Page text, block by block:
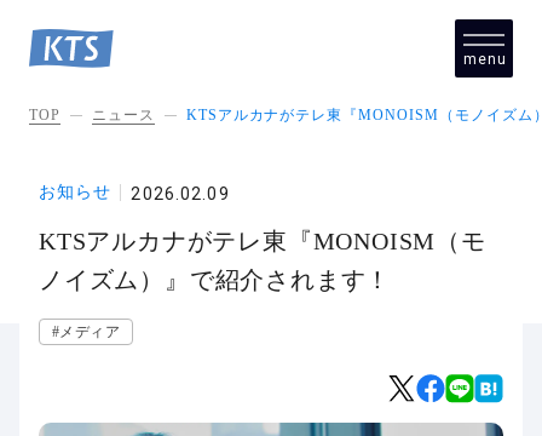
menu
close
TOP ニュース KTSアルカナがテレ東『MONOISM（モノイズム
お知らせ 2026.02.09
KTSアルカナがテレ東『MONOISM（モ
ノイズム）』で紹介されます！
#メディア